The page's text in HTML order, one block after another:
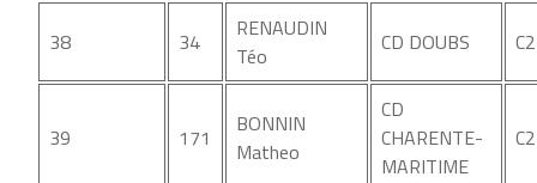
38 34
RENAUDIN
Téo
CD DOUBS C2
39 171
BONNIN
Matheo
CD
CHARENTE-
MARITIME
C2